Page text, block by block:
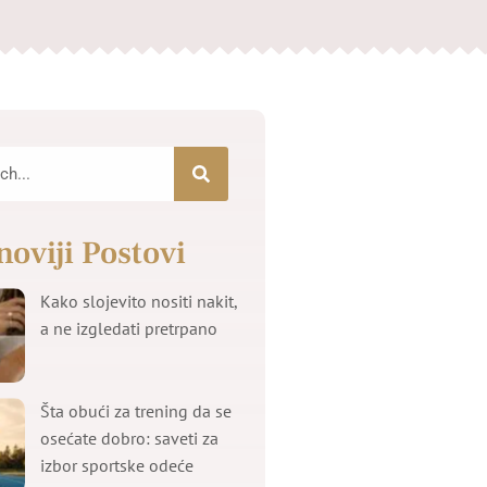
Postovi
Kako slojevito nositi nakit,
a ne izgledati pretrpano
Šta obući za trening da se
osećate dobro: saveti za
izbor sportske odeće